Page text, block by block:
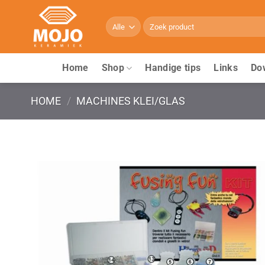
Zoeken
naar:
Home Shop Handige tips Links
HOME / MACHINES KLEI/GLAS